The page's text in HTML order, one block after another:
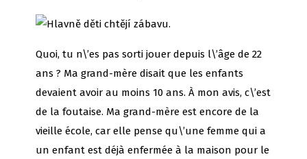
Quoi, tu n\’es pas sorti jouer depuis l\’âge de 22
ans ? Ma grand-mère disait que les enfants
devaient avoir au moins 10 ans. À mon avis, c\’est
de la foutaise. Ma grand-mère est encore de la
vieille école, car elle pense qu\’une femme qui a
un enfant est déjà enfermée à la maison pour le